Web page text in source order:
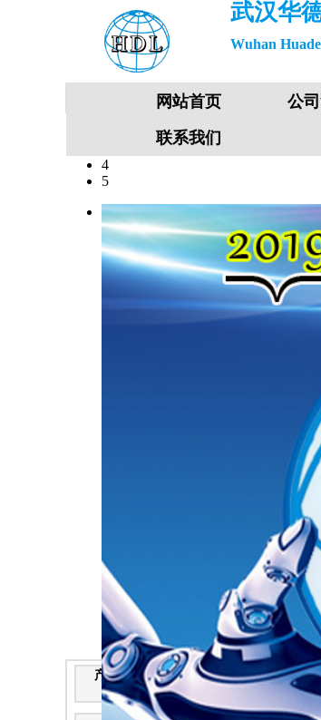
武汉华
Wuhan
4
5
产 品 分 类
粉尘
2026-
:华德
网站首页 公
联系我们